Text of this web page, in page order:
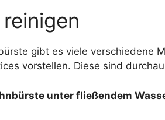
gibt es viele verschiedene
vorstellen. Diese sind
unter fließendem